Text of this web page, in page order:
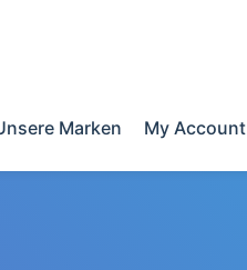
Marken My Account